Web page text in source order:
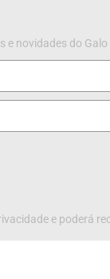
e novidades do Galo
e poderá